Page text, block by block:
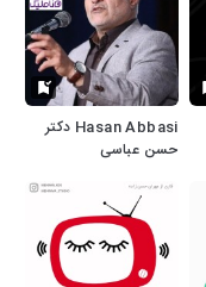
Hasan Abbasi دکتر
حسن عباسی